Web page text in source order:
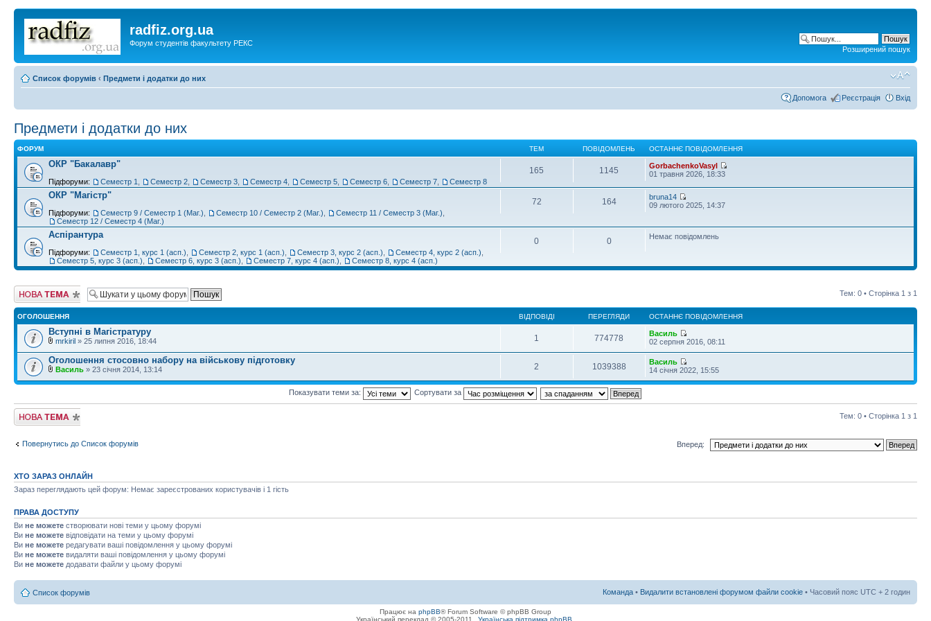
radfiz.org.ua
Форум студентів факультету РЕКС
Розширений пошук
Список форумів ‹ Предмети і додатки до них
Допомога Реєстрація Вхід
Предмети і додатки до них
ФОРУМ ТЕМ ПОВІДОМЛЕНЬ ОСТАННЄ ПОВІДОМЛЕННЯ
ОКР "Бакалавр"
Підфоруми: Семестр 1 Семестр 2 Семестр 3 Семестр 4 Семестр 5 Семестр 6 Семестр 7 Семестр 8
165 1145
GorbachenkoVasyl
01 травня 2026, 18:33
ОКР "Магістр"
Підфоруми: Семестр 9 / Семестр 1 (Маг.) Семестр 10 / Семестр 2 (Маг.) Семестр 11 / Семестр 3 (Маг.)
Семестр 12 / Семестр 4 (Маг.)
72 164
bruna14
09 лютого 2025, 14:37
Аспірантура
Підфоруми: Семестр 1, курс 1 (асп.) Семестр 2, курс 1 (асп.) Семестр 3, курс 2 (асп.) Семестр 4, курс 2 (асп.)
Семестр 5, курс 3 (асп.)
Семестр 6, курс 3 (асп.) Семестр 7, курс 4 (асп.) Семестр 8, курс 4 (асп.)
0 0 Немає повідомлень
Створити нову
тему
Тем: 0 • Сторінка 1 з 1
ОГОЛОШЕННЯ ВІДПОВІДІ ПЕРЕГЛЯДИ ОСТАННЄ ПОВІДОМЛЕННЯ
Вступні в Магістратуру
mrkiril » 25 липня 2016, 18:44 1 774778
Василь
02 серпня 2016, 08:11
Оголошення стосовно набору на військову підготовку
Василь » 23 січня 2014, 13:14 2 1039388
Василь
14 січня 2022, 15:55
Показувати теми за: Сортувати за
Створити нову
тему
Тем: 0 • Сторінка 1 з 1
Повернутись до Список форумів Вперед:
ХТО ЗАРАЗ ОНЛАЙН
Зараз переглядають цей форум: Немає зареєстрованих користувачів і 1 гість
ПРАВА ДОСТУПУ
Ви не можете створювати нові теми у цьому форумі
Ви не можете відповідати на теми у цьому форумі
Ви не можете редагувати ваші повідомлення у цьому форумі
Ви не можете видаляти ваші повідомлення у цьому форумі
Ви не можете додавати файли у цьому форумі
Список форумів Команда • Видалити встановлені форумом файли cookie • Часовий пояс UTC + 2 годин
Працює на phpBB® Forum Software © phpBB Group
Український переклад © 2005-2011
Українська підтримка phpBB